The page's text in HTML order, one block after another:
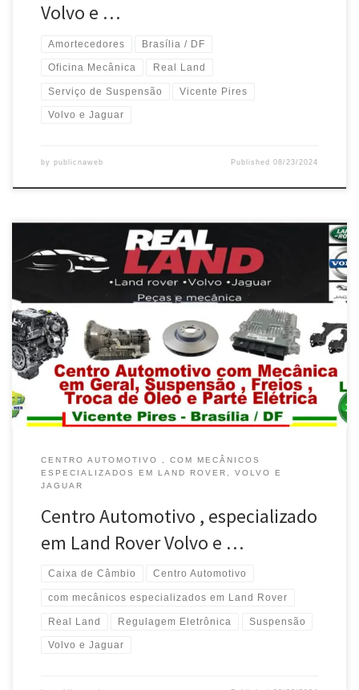
Volvo e …
Amortecedores Brasília / DF
Oficina Mecânica Real Land
Serviço de Suspensão Vicente Pires
Volvo e Jaguar
by publicnaweb Published08/23/2024
Real Land , Especializada em Conserto e Retífica de Motor Land
Rover em Brasília / DF Mecânica Especializada em Conserto e
Retífica de Motor Range Rover em Brasília / DF Especializada em
Conserto e Retífica de Motor Land Rover Discovery em Brasília /
DF Especializada em Conserto e Retífica […]
CENTRO AUTOMOTIVO , COM MECÂNICOS
ESPECIALIZADOS EM LAND ROVER, VOLVO E
JAGUAR
Centro Automotivo , especializado
em Land Rover Volvo e …
Caixa de Câmbio Centro Automotivo
com mecânicos especializados em Land Rover
Real Land Regulagem Eletrônica Suspensão
Volvo e Jaguar